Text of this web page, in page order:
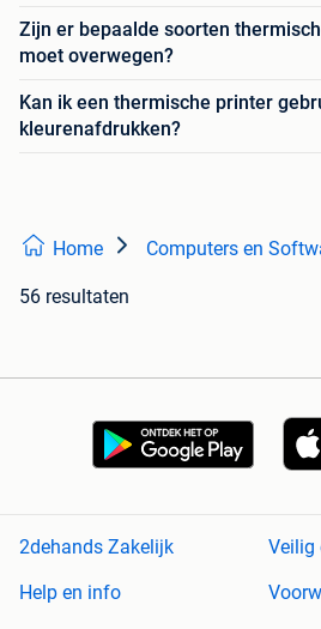
Zijn er bepaalde soorten
moet overwegen?
Kan ik een thermische printer
kleurenafdrukken?
Home Computers en
56 resultaten
2dehands Zakelijk
Veilig
Help en info